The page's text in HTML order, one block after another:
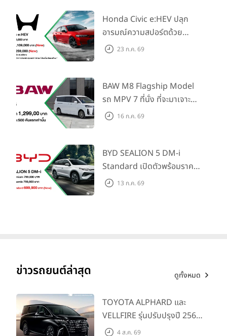
Honda Civic e:HEV ปลุก
อารมณ์ความสปอร์ตด้วย
Honda S+ Shift ครั้งแรกใน
Traffic Monitor เพียงจอง
ภายใน 31 ก.ค. 2569 รับบัตร
น้ำมันมูลค่า 10,000 บาท
23 ก.ค. 69
BAW M8 Flagship Model
รถ MPV 7 ที่นั่ง ที่จะมาเจาะ
ตลาดครอบครัวและองค์กรยุค
แรก)
16 ก.ค. 69
BYD SEALION 5 DM-i
Standard เปิดตัวพร้อมราคา
คาดการณ์ 699,900 บาท รุ่น
13 ก.ค. 69
ข่าวรถยนต์ล่าสุด ดูทั้งหมด
TOYOTA ALPHARD และ
VELLFIRE รุ่นปรับปรุงปี 2569
พร้อมรุ่นย่อยใหม่ HEV
4 ส.ค. 69